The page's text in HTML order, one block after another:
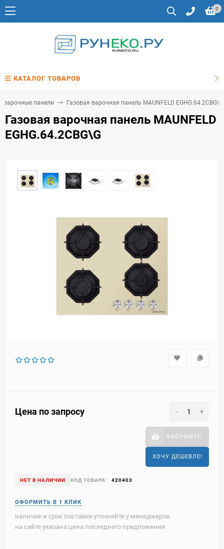
0
КАТАЛОГ ТОВАРОВ
варочные панели Газовая варочная панель MAUNFELD EGHG.64.2CBG\G
Газовая варочная панель MAUNFELD
EGHG.64.2CBG\G
Цена по запросу - +
ОФОРМИТЬ
ХОЧУ ДЕШЕВЛЕ!
НЕТ В НАЛИЧИИ КОД ТОВАРА: 420403
наличие и срок поставки уточняйте у менеджеров
на сайте указана цена последнего предложения